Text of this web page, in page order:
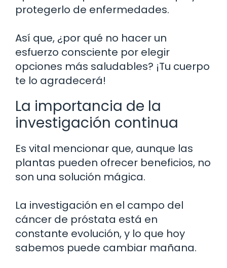
protegerlo de enfermedades.
Así que, ¿por qué no hacer un
esfuerzo consciente por elegir
opciones más saludables? ¡Tu cuerpo
te lo agradecerá!
La importancia de la
investigación continua
Es vital mencionar que, aunque las
plantas pueden ofrecer beneficios, no
son una solución mágica.
La investigación en el campo del
cáncer de próstata está en
constante evolución, y lo que hoy
sabemos puede cambiar mañana.